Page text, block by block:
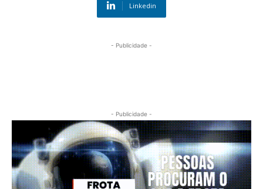
Linkedin
- Publicidade -
- Publicidade -